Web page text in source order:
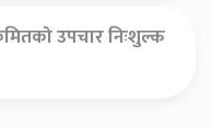
उपचार निःशुल्क